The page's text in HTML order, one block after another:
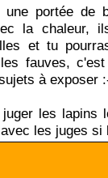
une portée de
la chaleur,
et tu
fauves,
à exposer
les lapins
les juges si